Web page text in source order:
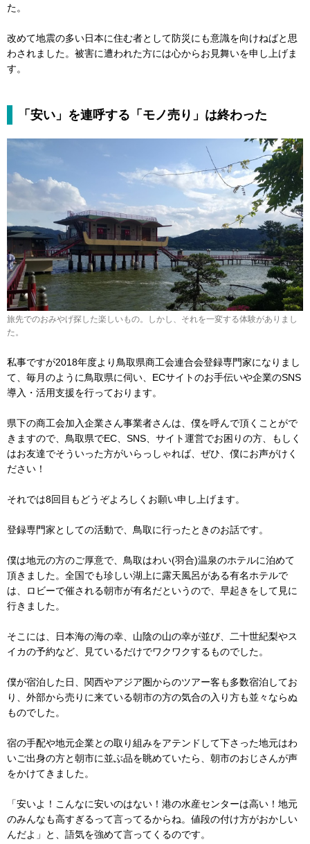
た。
改めて地震の多い日本に住む者として防災にも意識を向けねばと思
わされました。被害に遭われた方には心からお見舞いを申し上げま
す。
「安い」を連呼する「モノ売り」は終わった
旅先でのおみやげ探した楽しいもの。しかし、それを一変する体験がありまし
た。
私事ですが2018年度より鳥取県商工会連合会登録専門家になりまし
て、毎月のように鳥取県に伺い、ECサイトのお手伝いや企業のSNS
導入・活用支援を行っております。
県下の商工会加入企業さん事業者さんは、僕を呼んで頂くことがで
きますので、鳥取県でEC、SNS、サイト運営でお困りの方、もしく
はお友達でそういった方がいらっしゃれば、ぜひ、僕にお声がけく
ださい！
それでは8回目もどうぞよろしくお願い申し上げます。
登録専門家としての活動で、鳥取に行ったときのお話です。
僕は地元の方のご厚意で、鳥取はわい(羽合)温泉のホテルに泊めて
頂きました。全国でも珍しい湖上に露天風呂がある有名ホテルで
は、ロビーで催される朝市が有名だというので、早起きをして見に
行きました。
そこには、日本海の海の幸、山陰の山の幸が並び、二十世紀梨やス
イカの予約など、見ているだけでワクワクするものでした。
僕が宿泊した日、関西やアジア圏からのツアー客も多数宿泊してお
り、外部から売りに来ている朝市の方の気合の入り方も並々ならぬ
ものでした。
宿の手配や地元企業との取り組みをアテンドして下さった地元はわ
いご出身の方と朝市に並ぶ品を眺めていたら、朝市のおじさんが声
をかけてきました。
「安いよ！こんなに安いのはない！港の水産センターは高い！地元
のみんなも高すぎるって言ってるからね。値段の付け方がおかしい
んだよ」と、語気を強めて言ってくるのです。